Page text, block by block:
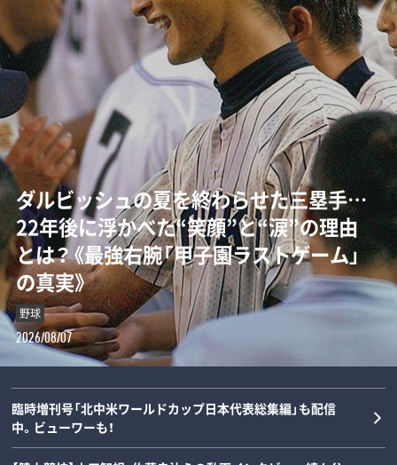
ダルビッシュの夏を終わらせた三塁手…
22年後に浮かべた“笑顔”と“涙”の理由
とは？《最強右腕「甲子園ラストゲーム」
の真実》
野球
2026/08/07
「女の子が男装して校内へ!?」荒木大輔と
斎藤佑樹が語る甲子園フィーバーと“あ
の夏の匂い”「早実は横浜と同じタイプで
した」《スペシャル対談》
野球
2026/08/06
【甲子園】横浜高校の“歴代最強エース”は
誰なのか…松坂大輔と渡辺元智が語
る“背番号1”の条件「人間的には丹波し
かない」
野球
2026/08/05
「Qちゃん、マジで何してんの！」高橋尚子
の愛称を生んだ“裸にアルミホイル”と小
出義雄が書いた鬼メニュー「今日は日本
記録が練習…」《浜田雅功の対談連載》
陸上
2026/08/05
臨時増刊号「北中米ワールドカップ日本代表総集編」も配信
中。ビューワーも！